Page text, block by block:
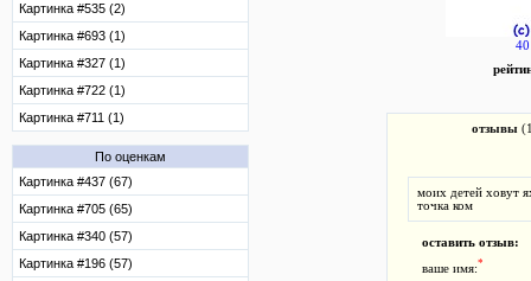
Картинка #535 (2)
Картинка #693 (1)
Картинка #327 (1)
Картинка #722 (1)
Картинка #711 (1)
По оценкам
Картинка #437 (67)
Картинка #705 (65)
Картинка #340 (57)
Картинка #196 (57)
отзывы
моих детей ховут
точка ком
оставить отзыв:
ваше имя:*